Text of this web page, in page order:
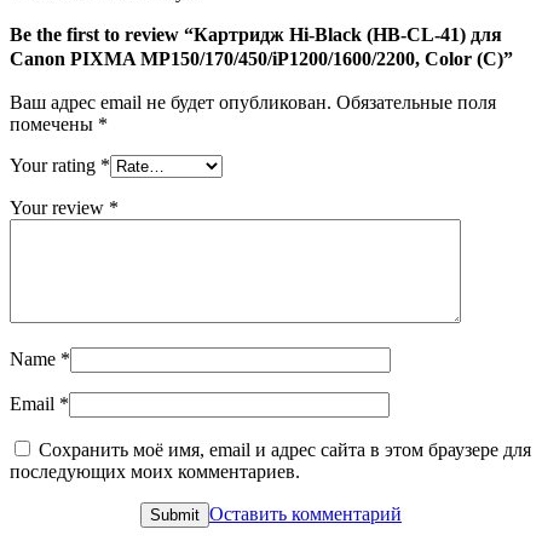
Be the first to review “Картридж Hi-Black (HB-CL-41) для
Canon PIXMA MP150/170/450/iP1200/1600/2200, Color (C)”
Ваш адрес email не будет опубликован. Обязательные поля
помечены *
Your rating *
Your review *
Name *
Email *
Сохранить моё имя, email и адрес сайта в этом браузере для
последующих моих комментариев.
Оставить комментарий